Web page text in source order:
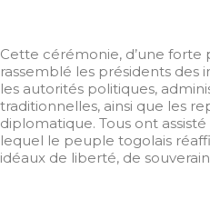
Cette cérémonie, d’une forte
rassemblé les présidents des
les autorités politiques,
traditionnelles, ainsi que les
diplomatique. Tous ont
lequel le peuple togolais
idéaux de liberté, de